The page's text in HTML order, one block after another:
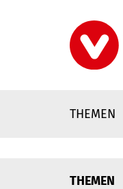
THEMEN
THEMEN